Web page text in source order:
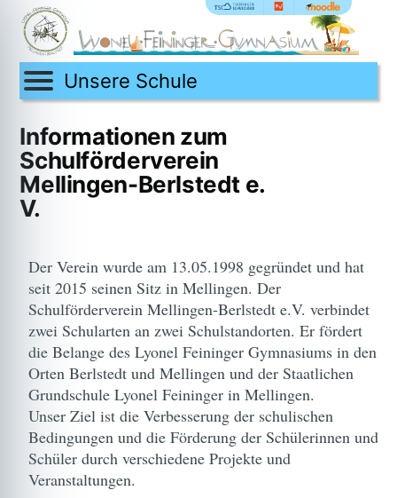
Unsere Schule
Informationen zum
Schulförderverein
Mellingen-Berlstedt e.
V.
Der Verein wurde am 13.05.1998 gegründet und hat
seit 2015 seinen Sitz in Mellingen. Der
Schulförderverein Mellingen-Berlstedt e.V. verbindet
zwei Schularten an zwei Schulstandorten. Er fördert
die Belange des Lyonel Feininger Gymnasiums in den
Orten Berlstedt und Mellingen und der Staatlichen
Grundschule Lyonel Feininger in Mellingen.
Unser Ziel ist die Verbesserung der schulischen
Bedingungen und die Förderung der Schülerinnen und
Schüler durch verschiedene Projekte und
Veranstaltungen.